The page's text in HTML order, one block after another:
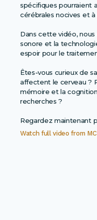
spécifiques pourraient
cérébrales nocives et
Dans cette vidéo,
sonore et la
espoir pour le
Êtes-vous curieux de
affectent le cerveau ?
mémoire et la
recherches ?
Regardez maintenant
Watch full video from